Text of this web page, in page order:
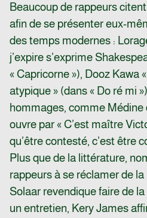
Beaucoup de rappeurs
afin de se présenter eux-
des temps modernes :
j’expire s’exprime
« Capricorne »), Dooz Kawa
atypique » (dans « Do ré mi
hommages, comme Médine
ouvre par « C’est maître
qu’être contesté, c’est être
Plus que de la littérature,
rappeurs à se réclamer de
Solaar revendique faire de
un entretien, Kery James